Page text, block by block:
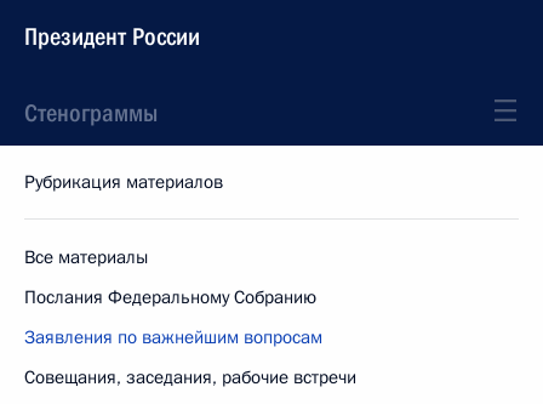
Президент России
Стенограммы
Рубрикация материалов
Все материалы
Послания Федеральному Собранию
Заявления по важнейшим вопросам
Совещания, заседания, рабочие встречи